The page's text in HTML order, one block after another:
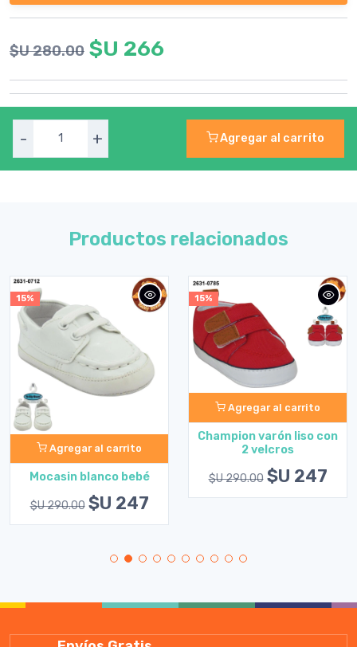
$U 280.00 $U 266
- + Agregar al carrito
Productos relacionados
15%
Agregar al carrito
Mocasin blanco bebé
$U 290.00 $U 247
15%
Agregar al carrito
Champion varón liso con
2 velcros
$U 290.00 $U 247